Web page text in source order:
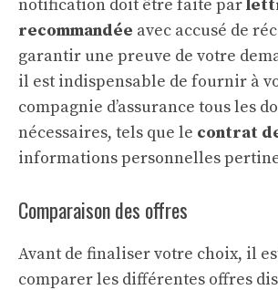
notification doit être faite par
recommandée avec accusé de
garantir une preuve de votre
il est indispensable de fournir à
compagnie d’assurance tous les
nécessaires, tels que le contrat
informations personnelles
Comparaison des offres
Avant de finaliser votre choix, il
comparer les différentes offres